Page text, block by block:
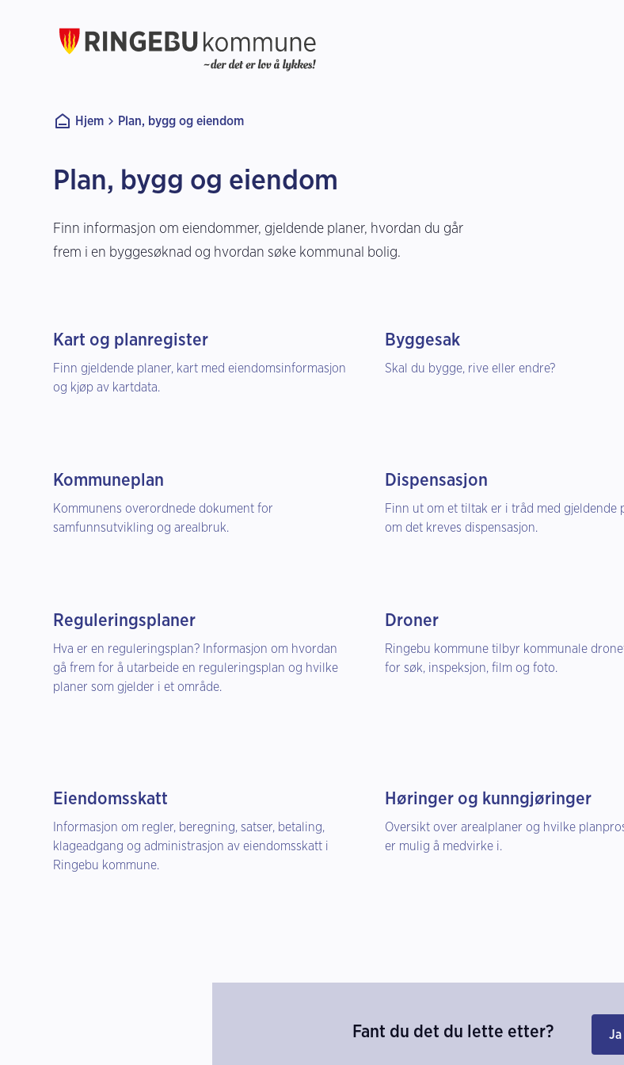
Du er her:
Hjem Plan, bygg og eiendom
Plan, bygg og eiendom
Finn informasjon om eiendommer, gjeldende planer, hvordan du går
frem i en byggesøknad og hvordan søke kommunal bolig.
Kart og planregister
Finn gjeldende planer, kart med eiendomsinformasjon
og kjøp av kartdata.
Byggesak
Skal du bygge, rive eller endre?
Kommuneplan
Kommunens overordnede dokument for
samfunnsutvikling og arealbruk.
Dispensasjon
Finn ut om et tiltak er i tråd med gjeldende
om det kreves dispensasjon.
Reguleringsplaner
Hva er en reguleringsplan? Informasjon om hvordan
gå frem for å utarbeide en reguleringsplan og hvilke
planer som gjelder i et område.
Droner
Ringebu kommune tilbyr kommunale
for søk, inspeksjon, film og foto.
Eiendomsskatt
Informasjon om regler, beregning, satser, betaling,
klageadgang og administrasjon av eiendomsskatt i
Ringebu kommune.
Høringer og kunngjøringer
Oversikt over arealplaner og hvilke
er mulig å medvirke i.
Fant du det du lette etter? Ja